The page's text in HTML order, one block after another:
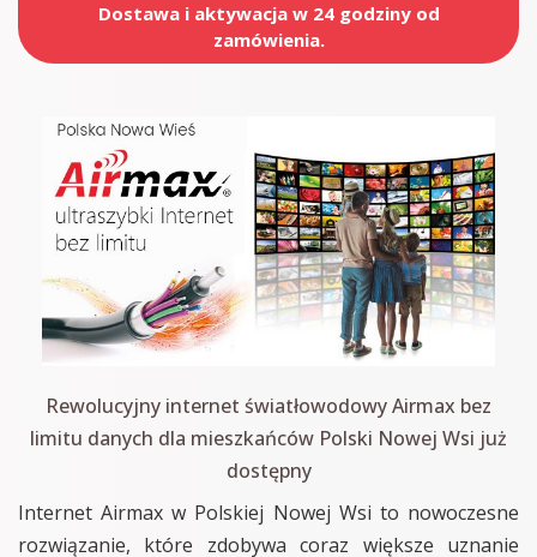
Dostawa i aktywacja w 24 godziny od
zamówienia.
Rewolucyjny internet światłowodowy Airmax bez
limitu danych dla mieszkańców Polski Nowej Wsi już
dostępny
Internet Airmax w Polskiej Nowej Wsi to nowoczesne
rozwiązanie, które zdobywa coraz większe uznanie